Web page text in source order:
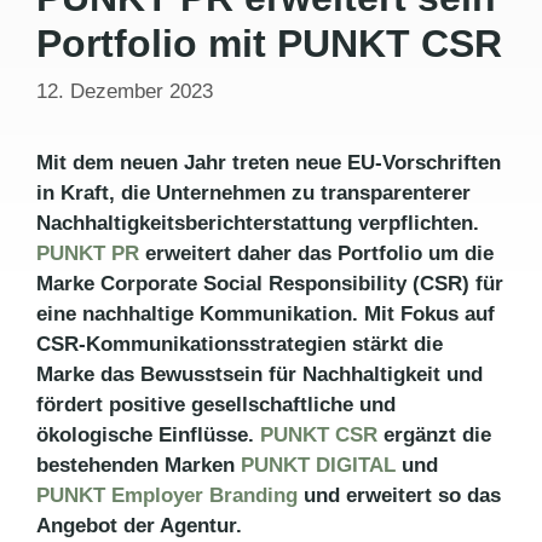
Portfolio mit PUNKT CSR
12. Dezember 2023
Mit dem neuen Jahr treten neue EU-Vorschriften
in Kraft, die Unternehmen zu transparenterer
Nachhaltigkeitsberichterstattung verpflichten.
PUNKT PR erweitert daher das Portfolio um die
Marke Corporate Social Responsibility (CSR) für
eine nachhaltige Kommunikation. Mit Fokus auf
CSR-Kommunikationsstrategien stärkt die
Marke das Bewusstsein für Nachhaltigkeit und
fördert positive gesellschaftliche und
ökologische Einflüsse. PUNKT CSR ergänzt die
bestehenden Marken PUNKT DIGITAL und
PUNKT Employer Branding und erweitert so das
Angebot der Agentur.